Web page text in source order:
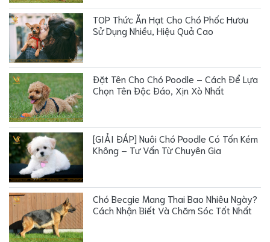
TOP Thức Ăn Hạt Cho Chó Phốc Hươu
Sử Dụng Nhiều, Hiệu Quả Cao
Đặt Tên Cho Chó Poodle – Cách Để Lựa
Chọn Tên Độc Đáo, Xịn Xò Nhất
[GIẢI ĐÁP] Nuôi Chó Poodle Có Tốn Kém
Không – Tư Vấn Từ Chuyên Gia
Chó Becgie Mang Thai Bao Nhiêu Ngày?
Cách Nhận Biết Và Chăm Sóc Tốt Nhất